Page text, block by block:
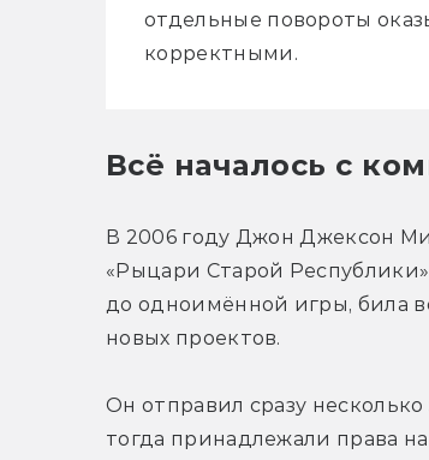
отдельные повороты
корректными.
Всё началось с
В 2006 году Джон Джексон
«Рыцари Старой
до одноимённой игры, била
новых проектов.
Он отправил сразу
тогда принадлежали права